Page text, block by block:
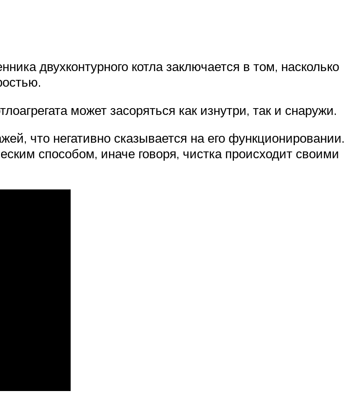
двухконтурного котла заключается в том, насколько
может засоряться как изнутри, так и снаружи.
что негативно сказывается на его функционировании.
способом, иначе говоря, чистка происходит своими